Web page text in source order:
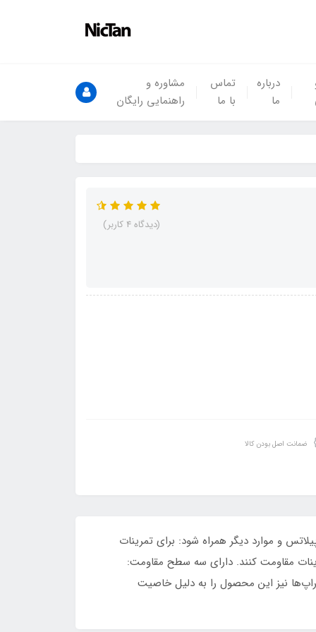
درباره
ما
تماس
با ما
مشاوره و
راهنمایی رایگان
(دیدگاه 4 کاربر)
ضمانت اصل بودن کالا
و موارد دیگر همراه شود: برای تمرینات
مقاومت کنند. دارای سه سطح مقاومت:
نیز این محصول را به دلیل خاصیت